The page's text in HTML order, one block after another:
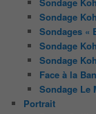
Sondage
Sondages «
Sondage
Sondage
Face à la
Sondage Le
Portrait